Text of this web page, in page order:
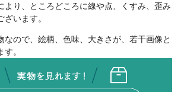
り、ところどころに線や点、くすみ、歪み
います。
ので、絵柄、色味、大きさが、若干画像と
。